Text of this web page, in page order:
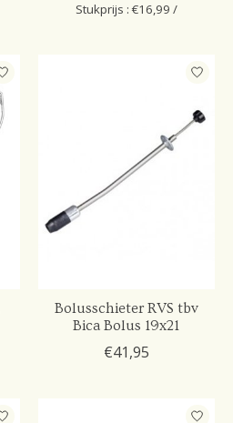
Stukprijs : €16,99 /
Bolusschieter RVS tbv
Bica Bolus 19x21
€41,95